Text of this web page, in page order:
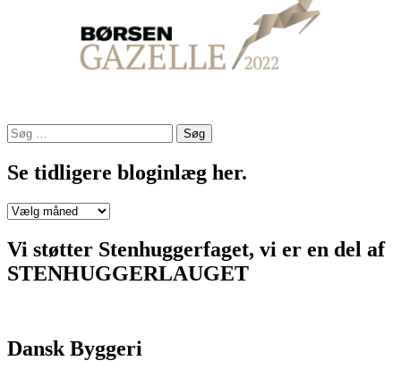
Søg
efter:
Se tidligere bloginlæg her.
Se
bloginlæg
her.
Vi støtter Stenhuggerfaget, vi er en del af
STENHUGGERLAUGET
Dansk Byggeri